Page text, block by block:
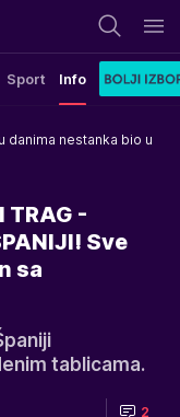
Sport Info
danima nestanka bio u
TRAG -
Sve
sa
tablicama.
2